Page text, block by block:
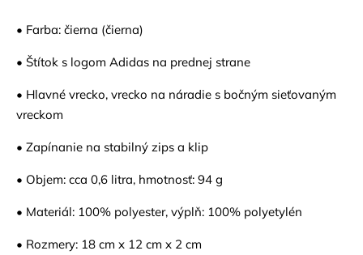
• Farba: čierna (čierna)
• Štítok s logom Adidas na prednej strane
• Hlavné vrecko, vrecko na náradie s bočným sieťovaným
vreckom
• Zapínanie na stabilný zips a klip
• Objem: cca 0,6 litra, hmotnosť: 94 g
• Materiál: 100% polyester, výplň: 100% polyetylén
• Rozmery: 18 cm x 12 cm x 2 cm